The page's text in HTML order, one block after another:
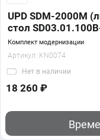
UPD SDM-2000M
стол
Комплект модернизации
Артикул: KN0074
Нет в наличии
18 260 ₽